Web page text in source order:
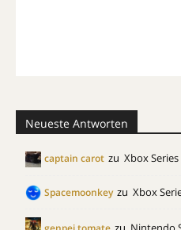
Neueste Antworten
captain carot zu Xbox Series
Spacemoonkey zu Xbox